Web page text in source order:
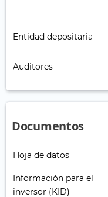
Entidad depositaria
Auditores
Documentos
Hoja de datos
Información para el
inversor (KID)